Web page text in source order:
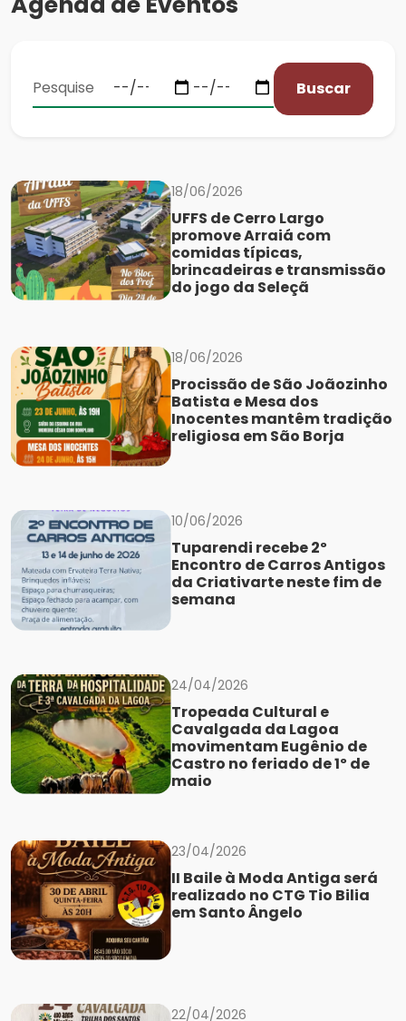
Buscar
18/06/2026
UFFS de Cerro Largo
promove Arraiá com
comidas típicas,
brincadeiras e transmissão
do jogo da Seleçã
18/06/2026
Procissão de São Joãozinho
Batista e Mesa dos
Inocentes mantêm tradição
religiosa em São Borja
10/06/2026
Tuparendi recebe 2º
Encontro de Carros Antigos
da Criativarte neste fim de
semana
24/04/2026
Tropeada Cultural e
Cavalgada da Lagoa
movimentam Eugênio de
Castro no feriado de 1º de
maio
23/04/2026
II Baile à Moda Antiga será
realizado no CTG Tio Bilia
em Santo Ângelo
22/04/2026